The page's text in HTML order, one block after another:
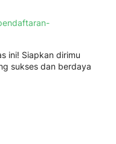
ini! Siapkan dirimu
sukses dan berdaya